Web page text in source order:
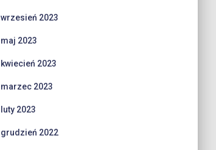
wrzesień 2023
maj 2023
kwiecień 2023
marzec 2023
luty 2023
grudzień 2022